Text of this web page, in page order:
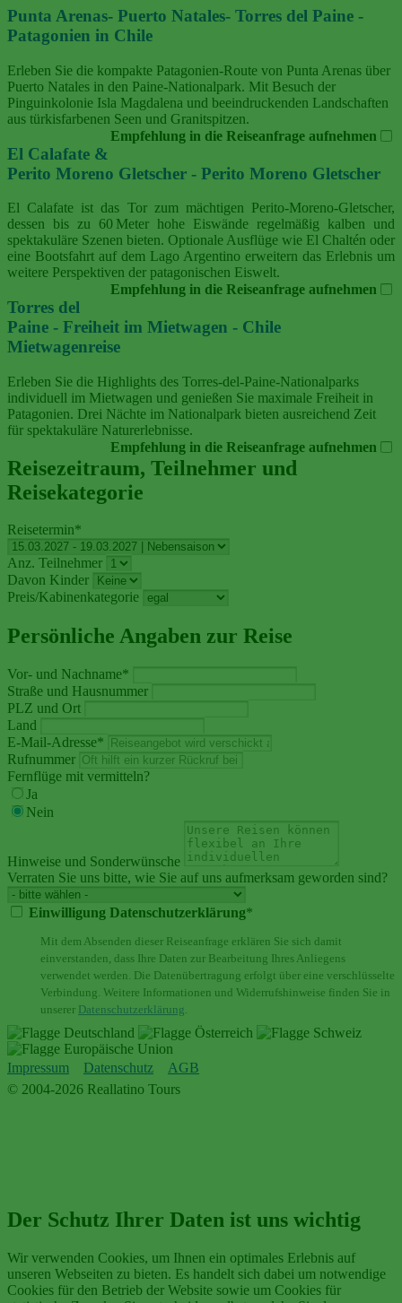
Punta Arenas- Puerto Natales- Torres del Paine -
Patagonien in Chile
Erleben Sie die kompakte Patagonien‑Route von Punta Arenas über
Puerto Natales in den Paine‑Nationalpark. Mit Besuch der
Pinguinkolonie Isla Magdalena und beeindruckenden Landschaften
aus türkisfarbenen Seen und Granitspitzen.
Empfehlung in die Reiseanfrage aufnehmen
El Calafate &
Perito Moreno Gletscher - Perito Moreno Gletscher
El Calafate ist das Tor zum mächtigen Perito‑Moreno‑Gletscher,
dessen bis zu 60 Meter hohe Eiswände regelmäßig kalben und
spektakuläre Szenen bieten. Optionale Ausflüge wie El Chaltén oder
eine Bootsfahrt auf dem Lago Argentino erweitern das Erlebnis um
weitere Perspektiven der patagonischen Eiswelt.
Empfehlung in die Reiseanfrage aufnehmen
Torres del
Paine - Freiheit im Mietwagen - Chile
Mietwagenreise
Erleben Sie die Highlights des Torres-del-Paine-Nationalparks
individuell im Mietwagen und genießen Sie maximale Freiheit in
Patagonien. Drei Nächte im Nationalpark bieten ausreichend Zeit
für spektakuläre Naturerlebnisse.
Empfehlung in die Reiseanfrage aufnehmen
Reisezeitraum, Teilnehmer und
Reisekategorie
Reisetermin*
Anz. Teilnehmer
Davon Kinder
Preis/Kabinenkategorie
Persönliche Angaben zur Reise
Vor- und Nachname*
Straße und Hausnummer
PLZ und Ort
Land
E-Mail-Adresse*
Rufnummer
Fernflüge mit vermitteln?
Ja
Nein
Hinweise und Sonderwünsche
Verraten Sie uns bitte, wie Sie auf uns aufmerksam geworden sind?
Einwilligung Datenschutzerklärung*
Mit dem Absenden dieser Reiseanfrage erklären Sie sich damit
einverstanden, dass Ihre Daten zur Bearbeitung Ihres Anliegens
verwendet werden. Die Datenübertragung erfolgt über eine verschlüsselte
Verbindung. Weitere Informationen und Widerrufshinweise finden Sie in
unserer Datenschutzerklärung.
Impressum Datenschutz
AGB
© 2004-2026 Reallatino Tours
Der Schutz Ihrer Daten ist uns wichtig
Wir verwenden Cookies, um Ihnen ein optimales Erlebnis auf
unseren Webseiten zu bieten. Es handelt sich dabei um notwendige
Cookies für den Betrieb der Website sowie um Cookies für